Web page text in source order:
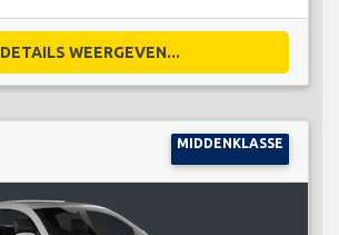
DETAILS WEERGEVEN...
MIDDENKLASSE